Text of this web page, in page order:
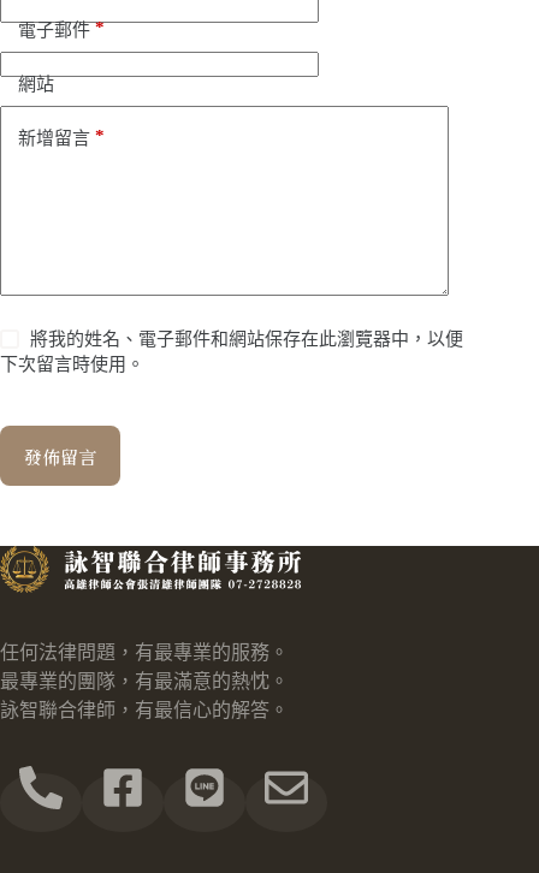
電子郵件*
網站
新增留言 *
將我的姓名、電子郵件和網站保存在此瀏覽器中，以便
下次留言時使用。
發佈留言
任何法律問題，有最專業的服務。
最專業的團隊，有最滿意的熱忱。
詠智聯合律師，有最信心的解答。